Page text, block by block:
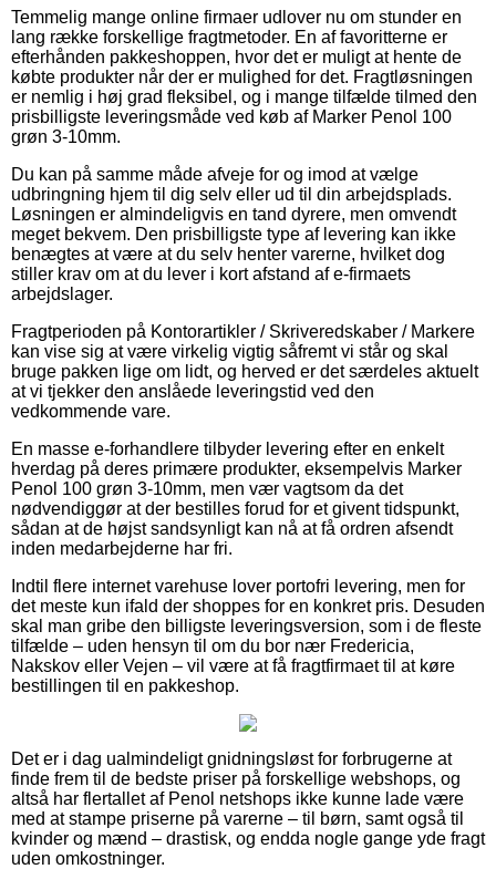
Temmelig mange online firmaer udlover nu om stunder en
lang række forskellige fragtmetoder. En af favoritterne er
efterhånden pakkeshoppen, hvor det er muligt at hente de
købte produkter når der er mulighed for det. Fragtløsningen
er nemlig i høj grad fleksibel, og i mange tilfælde tilmed den
prisbilligste leveringsmåde ved køb af Marker Penol 100
grøn 3-10mm.
Du kan på samme måde afveje for og imod at vælge
udbringning hjem til dig selv eller ud til din arbejdsplads.
Løsningen er almindeligvis en tand dyrere, men omvendt
meget bekvem. Den prisbilligste type af levering kan ikke
benægtes at være at du selv henter varerne, hvilket dog
stiller krav om at du lever i kort afstand af e-firmaets
arbejdslager.
Fragtperioden på Kontorartikler / Skriveredskaber / Markere
kan vise sig at være virkelig vigtig såfremt vi står og skal
bruge pakken lige om lidt, og herved er det særdeles aktuelt
at vi tjekker den anslåede leveringstid ved den
vedkommende vare.
En masse e-forhandlere tilbyder levering efter en enkelt
hverdag på deres primære produkter, eksempelvis Marker
Penol 100 grøn 3-10mm, men vær vagtsom da det
nødvendiggør at der bestilles forud for et givent tidspunkt,
sådan at de højst sandsynligt kan nå at få ordren afsendt
inden medarbejderne har fri.
Indtil flere internet varehuse lover portofri levering, men for
det meste kun ifald der shoppes for en konkret pris. Desuden
skal man gribe den billigste leveringsversion, som i de fleste
tilfælde – uden hensyn til om du bor nær Fredericia,
Nakskov eller Vejen – vil være at få fragtfirmaet til at køre
bestillingen til en pakkeshop.
Det er i dag ualmindeligt gnidningsløst for forbrugerne at
finde frem til de bedste priser på forskellige webshops, og
altså har flertallet af Penol netshops ikke kunne lade være
med at stampe priserne på varerne – til børn, samt også til
kvinder og mænd – drastisk, og endda nogle gange yde fragt
uden omkostninger.